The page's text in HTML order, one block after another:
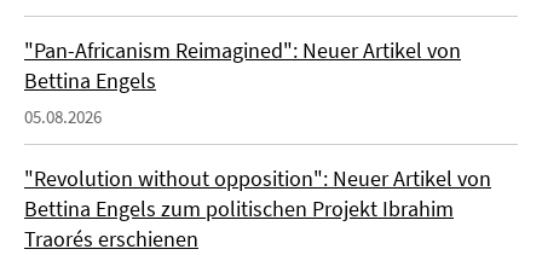
"Pan-Africanism Reimagined": Neuer Artikel von
Bettina Engels
05.08.2026
"Revolution without opposition": Neuer Artikel von
Bettina Engels zum politischen Projekt Ibrahim
Traorés erschienen